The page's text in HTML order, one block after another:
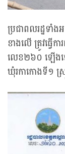
ប្រជាពលរដ្ឋទាំ
ខាងលើ ត្រូវធ្វើក
លេខ២៦០ ឡើងទ
ឃុំរកាកោងទី១